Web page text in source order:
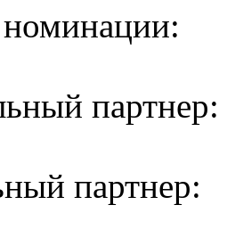
партнер:
партнер: